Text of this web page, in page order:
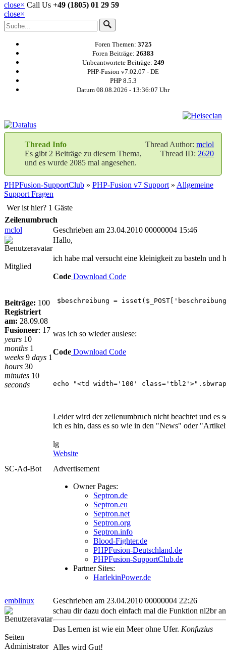
close× Call Us +49 (1805) 01 29 59
close×
Foren Themen: 3725
Foren Beiträge: 26383
Unbeantwortete Beiträge: 249
PHP-Fusion v7.02.07 - DE
PHP 8.5.3
Datum 08.08.2026 - 13:36:07 Uhr
Thread Author: mclol
Thread ID: 2620
Thread Info
Es gibt 2 Beiträge zu diesem Thema,
und es wurde 2085 mal angesehen.
PHPFusion-SupportClub » PHP-Fusion v7 Support » Allgemeine
Support Fragen
Wer ist hier? 1 Gäste
Zeilenumbruch
mclol
Geschrieben am 23.04.2010 00000004 15:46
Mitglied
Beiträge: 100
Registriert
am: 28.09.08
Fusioneer: 17
years 10
months 1
weeks 9 days 1
hours 30
minutes 10
seconds
Hallo,
ich habe mal versucht eine kleinigkeit zu basteln und
Code Download Code
$beschreibung =
was ich so wieder auslese:
Code Download Code
echo "<td width='100'
Leider wird der zeilenumbruch nicht beachtet und es
ich es hin, dass es so wie in den "News" oder
lg
Website
SC-Ad-Bot
Advertisement
Owner Pages:
Septron.de
Septron.eu
Septron.net
Septron.org
Septron.info
Blood-Fighter.de
PHPFusion-Deutschland.de
PHPFusion-SupportClub.de
Partner Sites:
HarlekinPower.de
emblinux Geschrieben am 23.04.2010 00000004 22:26
Seiten
Administrator
schau dir dazu doch einfach mal die Funktion nl2br
Das Lernen ist wie ein Meer ohne Ufer. Konfuzius
Alles wird Gut!